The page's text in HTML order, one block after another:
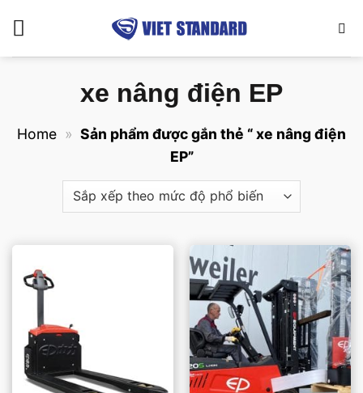
qua
nội
xe nâng điện EP
Home » Sản phẩm được gắn thẻ “ xe nâng điện
EP”